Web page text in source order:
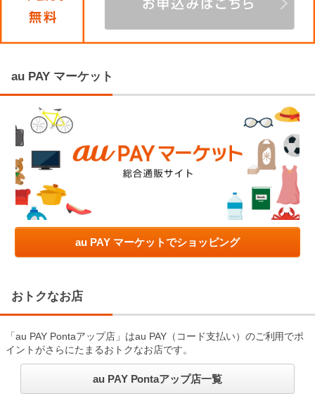
au PAY マーケット
au PAY マーケットでショッピング
おトクなお店
「au PAY Pontaアップ店」はau PAY（コード支払い）のご利用でポ
イントがさらにたまるおトクなお店です。
au PAY Pontaアップ店一覧